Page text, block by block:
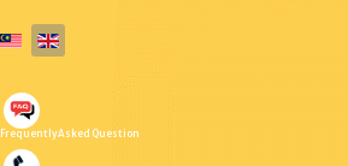
Select your language
Frequently Asked Question